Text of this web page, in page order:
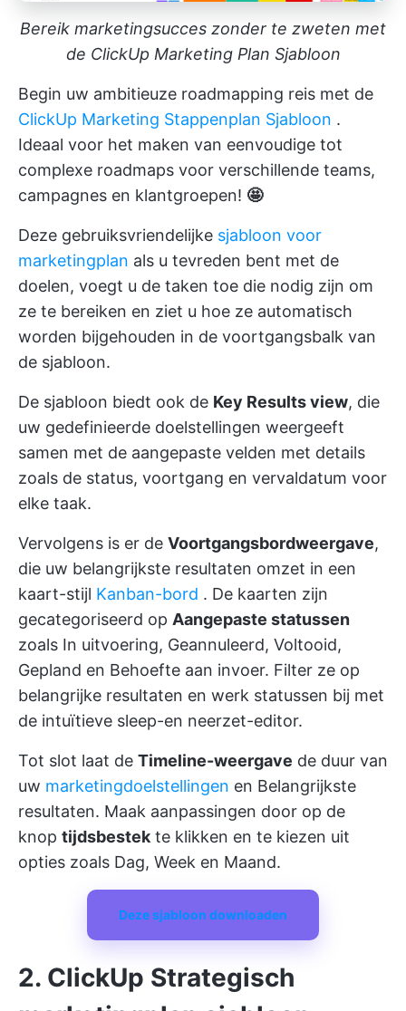
Bereik marketingsucces zonder te zweten met
de ClickUp Marketing Plan Sjabloon
Begin uw ambitieuze roadmapping reis met de
ClickUp Marketing Stappenplan Sjabloon .
Ideaal voor het maken van eenvoudige tot
complexe roadmaps voor verschillende teams,
campagnes en klantgroepen! 🤩
Deze gebruiksvriendelijke sjabloon voor
marketingplan als u tevreden bent met de
doelen, voegt u de taken toe die nodig zijn om
ze te bereiken en ziet u hoe ze automatisch
worden bijgehouden in de voortgangsbalk van
de sjabloon.
De sjabloon biedt ook de Key Results view, die
uw gedefinieerde doelstellingen weergeeft
samen met de aangepaste velden met details
zoals de status, voortgang en vervaldatum voor
elke taak.
Vervolgens is er de Voortgangsbordweergave,
die uw belangrijkste resultaten omzet in een
kaart-stijl Kanban-bord . De kaarten zijn
gecategoriseerd op Aangepaste statussen
zoals In uitvoering, Geannuleerd, Voltooid,
Gepland en Behoefte aan invoer. Filter ze op
belangrijke resultaten en werk statussen bij met
de intuïtieve sleep-en neerzet-editor.
Tot slot laat de Timeline-weergave de duur van
uw marketingdoelstellingen en Belangrijkste
resultaten. Maak aanpassingen door op de
knop tijdsbestek te klikken en te kiezen uit
opties zoals Dag, Week en Maand.
Deze sjabloon downloaden
2. ClickUp Strategisch